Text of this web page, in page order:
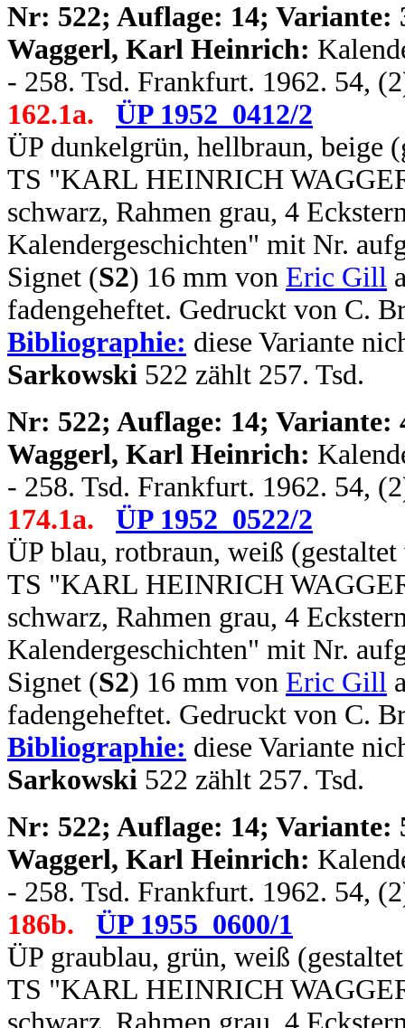
Nr: 522; Auflage: 14; Variante:
Waggerl, Karl Heinrich:
- 258. Tsd. Frankfurt. 1962. 54,
162.1a.
ÜP 1952_0412/2
ÜP dunkelgrün, hellbraun, beige
TS "KARL HEINRICH
schwarz, Rahmen grau, 4
Kalendergeschichten" mit Nr.
Signet (S2) 16 mm von Eric Gill
fadengeheftet. Gedruckt von C.
Bibliographie: diese Variante
Sarkowski 522 zählt 257. Tsd.
Nr: 522; Auflage: 14; Variante:
Waggerl, Karl Heinrich:
- 258. Tsd. Frankfurt. 1962. 54,
174.1a.
ÜP 1952_0522/2
ÜP blau, rotbraun, weiß
TS "KARL HEINRICH
schwarz, Rahmen grau, 4
Kalendergeschichten" mit Nr.
Signet (S2) 16 mm von Eric Gill
fadengeheftet. Gedruckt von C.
Bibliographie: diese Variante
Sarkowski 522 zählt 257. Tsd.
Nr: 522; Auflage: 14; Variante:
Waggerl, Karl Heinrich:
- 258. Tsd. Frankfurt. 1962. 54,
186b.
ÜP 1955_0600/1
ÜP graublau, grün, weiß
TS "KARL HEINRICH